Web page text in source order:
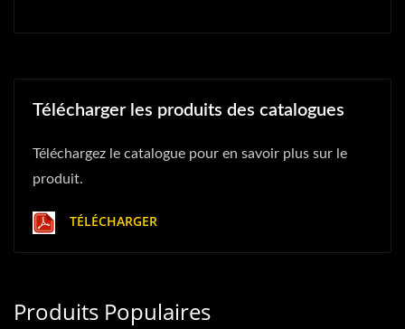
Télécharger les produits des catalogues
Téléchargez le catalogue pour en savoir plus sur le
produit.
TÉLÉCHARGER
Produits Populaires